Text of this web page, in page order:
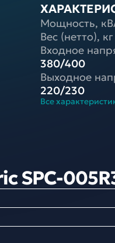
Мощность,
Вес (нетто), кг
Входное
380/400
Выходное
220/230
Все
SPC-